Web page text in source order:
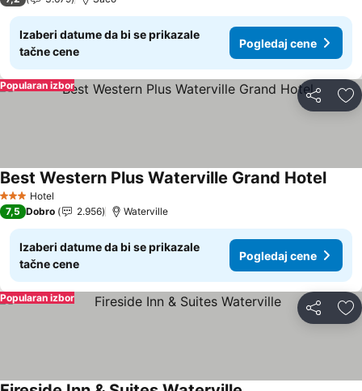
Izaberi datume da bi se prikazale
tačne cene
Pogledaj cene
Deli
Popularan izbor
3 Zvezdice
Hotel
Best Western Plus Waterville Grand Hotel
7,5 Dobro 2.956 Waterville
Izaberi datume da bi se prikazale
tačne cene
Pogledaj cene
Deli
Popularan izbor